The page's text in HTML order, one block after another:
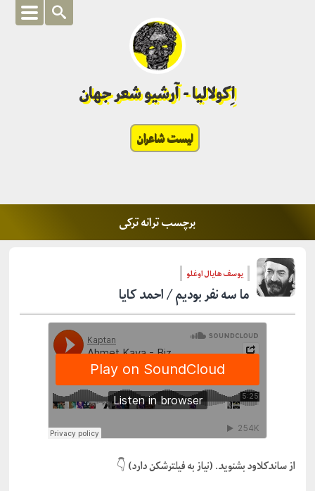
اِکولالیا - آرشیو شعر جهان
لیست شاعران
برچسب ترانه ترکی
یوسف هایال اوغلو
ما سه نفر بودیم / احمد کایا
از ساندکلاود بشنوید. (نیاز به فـیلـترشـکن دارد) 👇